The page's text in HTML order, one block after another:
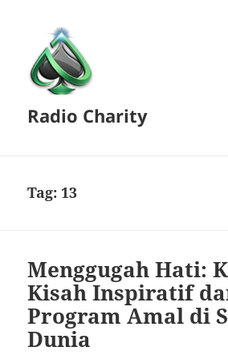
Radio Charity
Tag: 13
Menggugah Hati:
Kisah Inspiratif
Program Amal di
Dunia